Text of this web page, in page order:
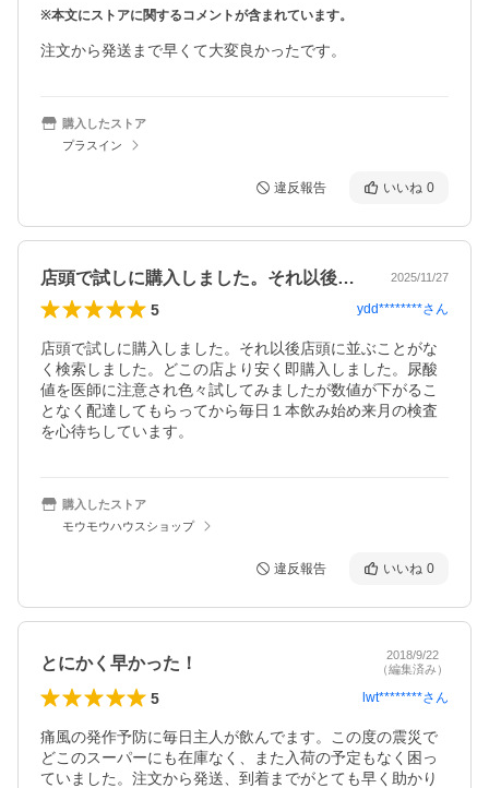
※本文にストアに関するコメントが含まれています。
注文から発送まで早くて大変良かったです。
購入したストア
プラスイン
違反報告 いいね 0
店頭で試しに購入しました。それ以後店頭… 2025/11/27
5 ydd********さん
店頭で試しに購入しました。それ以後店頭に並ぶことがな
く検索しました。どこの店より安く即購入しました。尿酸
値を医師に注意され色々試してみましたが数値が下がるこ
となく配達してもらってから毎日１本飲み始め来月の検査
を心待ちしています。
購入したストア
モウモウハウスショップ
違反報告 いいね 0
とにかく早かった！
2018/9/22
（編集済み）
5 lwt********さん
痛風の発作予防に毎日主人が飲んでます。この度の震災で
どこのスーパーにも在庫なく、また入荷の予定もなく困っ
ていました。注文から発送、到着までがとても早く助かり